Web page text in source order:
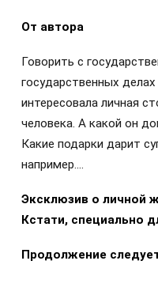
От автора
Говорить с
государственных
интересовала личная
человека. А какой он
Какие подарки дарит
например….
Эксклюзив о личной
Кстати, специально
Продолжение